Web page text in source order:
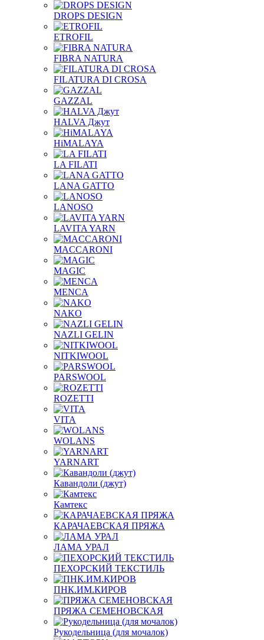
DROPS DESIGN
ETROFIL
FIBRA NATURA
FILATURA DI CROSA
GAZZAL
HALVA Джут
HiMALAYA
LA FILATI
LANA GATTO
LANOSO
LAVITA YARN
MACCARONI
MAGIC
MENCA
NAKO
NAZLI GELIN
NITKIWOOL
PARSWOOL
ROZETTI
VITA
WOLANS
YARNART
Кавандоли (джут)
Камтекс
КАРАЧАЕВСКАЯ ПРЯЖА
ЛАМА УРАЛ
ПЕХОРСКИЙ ТЕКСТИЛЬ
ПНК.ИМ.КИРОВ
ПРЯЖА СЕМЕНОВСКАЯ
Рукодельница (для мочалок)